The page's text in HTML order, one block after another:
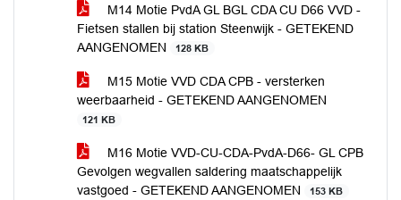
M14 Motie PvdA GL BGL CDA CU D66 VVD -
Fietsen stallen bij station Steenwijk - GETEKEND
AANGENOMEN
128 KB
M15 Motie VVD CDA CPB - versterken
weerbaarheid - GETEKEND AANGENOMEN
121 KB
M16 Motie VVD-CU-CDA-PvdA-D66- GL CPB
Gevolgen wegvallen saldering maatschappelijk
vastgoed - GETEKEND AANGENOMEN
153 KB